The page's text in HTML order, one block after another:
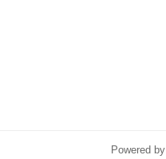
Powered by